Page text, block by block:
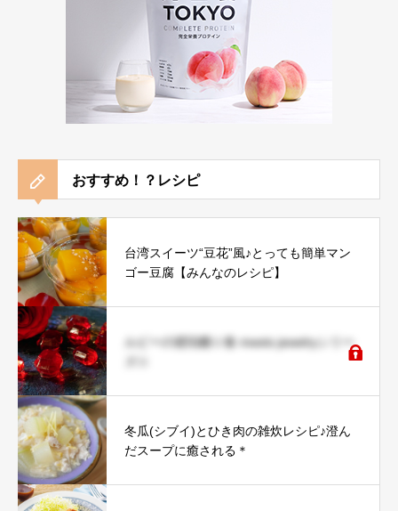
おすすめ！？レシピ
台湾スイーツ“豆花”風♪とっても簡単マン
ゴー豆腐【みんなのレシピ】
ルビーの琥珀糖☆食 meets jewelryシリー
冬瓜(シブイ)とひき肉の雑炊レシピ♪澄ん
だスープに癒される＊